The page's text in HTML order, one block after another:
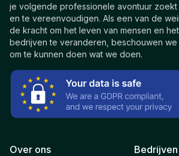
je volgende professionele avontuur zoekt
en te vereenvoudigen. Als een van de
de kracht om het leven van mensen en
bedrijven te veranderen, beschouwen
om te kunnen doen wat we doen.
Over ons Bedrijven